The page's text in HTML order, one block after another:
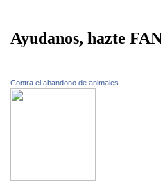
Ayudanos, hazte FAN
Contra el abandono de animales